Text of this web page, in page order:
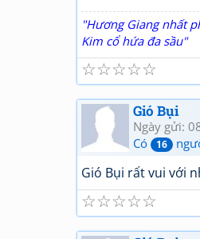
"Hương Giang nhất
Kim cổ hứa đa sầu"
☆
☆
☆
☆
☆
Gió Bụi
Ngày gửi:
Có
16
Gió Bụi rất vui với
☆
☆
☆
☆
☆